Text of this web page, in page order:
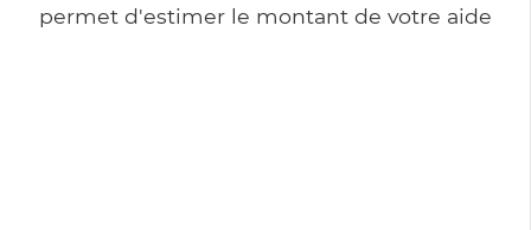
permet d'estimer le montant de votre aide